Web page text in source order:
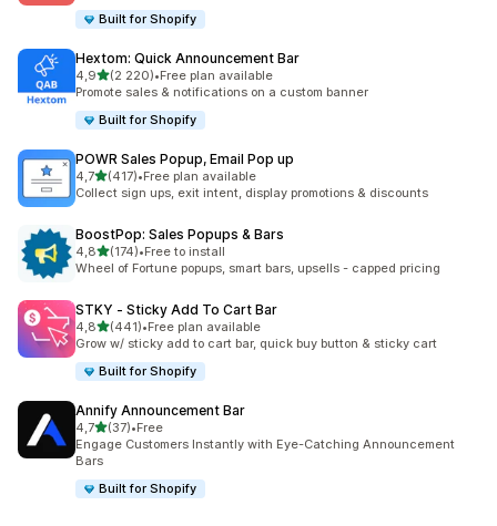
Built for Shopify
Hextom: Quick Announcement Bar
4,9na 5 gwiazdek
(2 220)
Łączna liczba recenzji: 2220
•Free plan available
Promote sales & notifications on a custom banner
Built for Shopify
POWR Sales Popup, Email Pop up
4,7na 5 gwiazdek
(417)
Łączna liczba recenzji: 417
•Free plan available
Collect sign ups, exit intent, display promotions & discounts
BoostPop: Sales Popups & Bars
4,8na 5 gwiazdek
(174)
Łączna liczba recenzji: 174
•Free to install
Wheel of Fortune popups, smart bars, upsells - capped pricing
STKY ‑ Sticky Add To Cart Bar
4,8na 5 gwiazdek
(441)
Łączna liczba recenzji: 441
•Free plan available
Grow w/ sticky add to cart bar, quick buy button & sticky cart
Built for Shopify
Annify Announcement Bar
4,7na 5 gwiazdek
(37)
Łączna liczba recenzji: 37
•Free
Engage Customers Instantly with Eye-Catching Announcement
Bars
Built for Shopify